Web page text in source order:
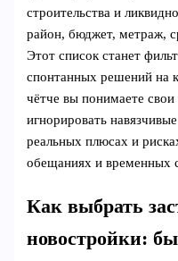
строительства и
район, бюджет, метраж,
Этот список станет
спонтанных решений на
чётче вы понимаете
игнорировать
реальных плюсах и
обещаниях и временных
Как выбрать
новостройки: